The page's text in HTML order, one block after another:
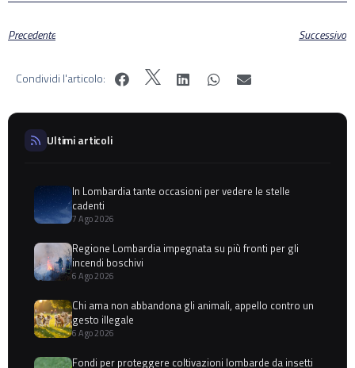
Precedente Successivo
Condividi l'articolo:
Ultimi articoli
In Lombardia tante occasioni per vedere le stelle
cadenti
7 Ago 2026
Regione Lombardia impegnata su più fronti per gli
incendi boschivi
6 Ago 2026
Chi ama non abbandona gli animali, appello contro un
gesto illegale
6 Ago 2026
Fondi per proteggere coltivazioni lombarde da insetti